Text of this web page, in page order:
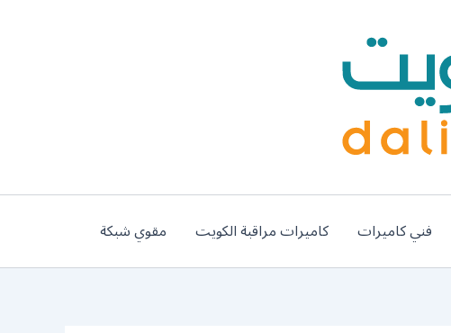
فني كاميرات كاميرات مراقبة الكويت مقوي شبكة